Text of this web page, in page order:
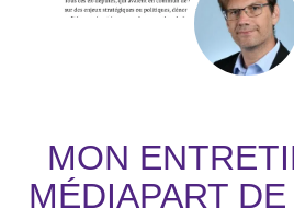
MON
MÉDIAPART